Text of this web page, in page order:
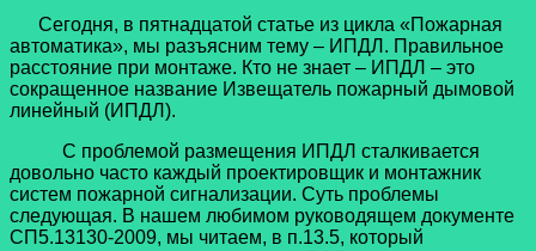
Сегодня, в пятнадцатой статье из цикла «Пожарная
автоматика», мы разъясним тему – ИПДЛ. Правильное
расстояние при монтаже. Кто не знает – ИПДЛ – это
сокращенное название Извещатель пожарный дымовой
линейный (ИПДЛ).
С проблемой размещения ИПДЛ сталкивается
довольно часто каждый проектировщик и монтажник
систем пожарной сигнализации. Суть проблемы
следующая. В нашем любимом руководящем документе
СП5.13130-2009, мы читаем, в п.13.5, который